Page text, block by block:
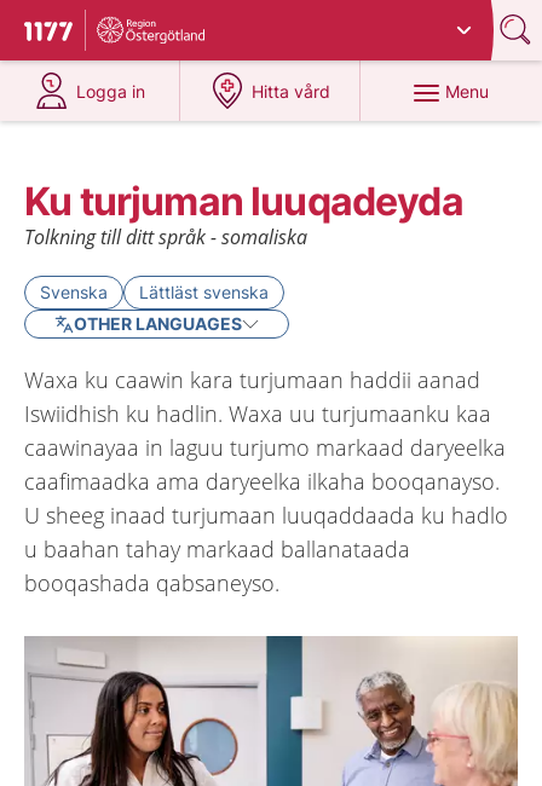
To start page for 1177
Du har valt region
Logga in
at 1177.se
Hitta vård
at 1177.se
Menu
Ku turjuman luuqadeyda
Tolkning till ditt språk - somaliska
Svenska
Lättläst svenska
OTHER LANGUAGES
Waxa ku caawin kara turjumaan haddii aanad
Iswiidhish ku hadlin. Waxa uu turjumaanku kaa
caawinayaa in laguu turjumo markaad daryeelka
caafimaadka ama daryeelka ilkaha booqanayso.
U sheeg inaad turjumaan luuqaddaada ku hadlo
u baahan tahay markaad ballanataada
booqashada qabsaneyso.